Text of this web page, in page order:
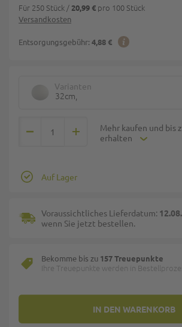
Versandkosten
Entsorgungsgebühr: 4,88 €
Für 250 Stück / 20,99 € pro 100 Stück
Varianten
32cm,
Mehr kaufen und bis
erhalten
IN DEN WARENKORB
Auf Lager
Voraussichtliches Lieferdatum:
wenn Sie jetzt bestellen.
Bekomme bis zu 157 Treuepunkte
Ihre Treuepunkte werden in